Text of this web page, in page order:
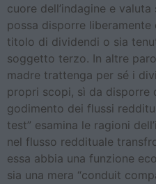
cuore dell’indagine e
possa disporre
titolo di dividendi o sia
soggetto terzo. In altre
madre trattenga per sé i
propri scopi, sì da disporre
godimento dei flussi
test” esamina le ragioni
nel flusso reddituale
essa abbia una funzione
sia una mera “conduit